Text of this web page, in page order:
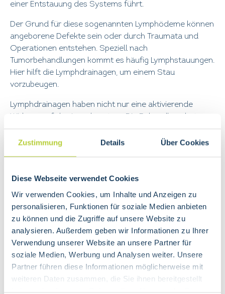
Zustimmung Details Über Cookies
Diese Webseite verwendet Cookies
Wir verwenden Cookies, um Inhalte und Anzeigen zu
personalisieren, Funktionen für soziale Medien anbieten
zu können und die Zugriffe auf unsere Website zu
analysieren. Außerdem geben wir Informationen zu Ihrer
Verwendung unserer Website an unsere Partner für
soziale Medien, Werbung und Analysen weiter. Unsere
Partner führen diese Informationen möglicherweise mit
weiteren Daten zusammen, die Sie ihnen bereitgestellt
einer Entstauung des Systems führt.
Der Grund für diese sogenannten Lymphödeme können
angeborene Defekte sein oder durch Traumata und
Operationen entstehen. Speziell nach
Tumorbehandlungen kommt es häufig Lymphstauungen.
Hier hilft die Lymphdrainagen, um einem Stau
vorzubeugen.
Lymphdrainagen haben nicht nur eine aktivierende
Anregung des Magen-Darm-Trakts. Dazu kommt, dass
einhergehen, eine positive Wirkung haben kann. So kann
Verstauchungen und vielem mehr angewendet werden.
Nach einer Lymphdrainage kann es erforderlich sein,
Kompressionsverbände oder -strümpfe zu tragen. Auch
die Haut muss gepflegt und die körperliche Aktivität
geregelt werden. Lymphdrainagen dürfen
ausschliesslich von medizinischen Masseuren*innen und
Physiotherapeuten*innen angeboten, die eine